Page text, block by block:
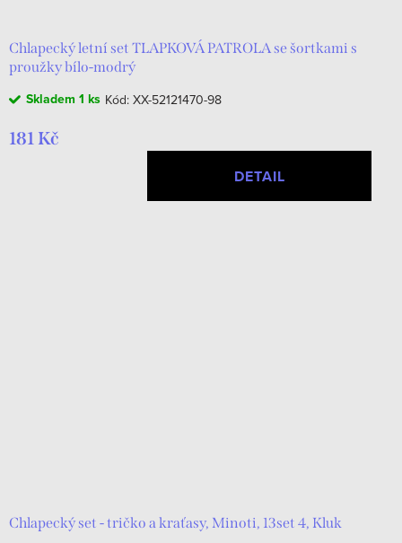
Chlapecký letní set TLAPKOVÁ PATROLA se šortkami s
proužky bílo-modrý
Skladem 1 ks Kód: XX-52121470-98
181 Kč
DETAIL
Chlapecký set - tričko a kraťasy, Minoti, 13set 4, Kluk